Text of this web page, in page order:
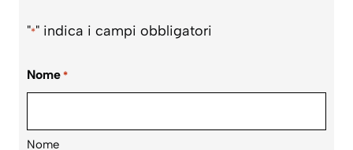
"*" indica i campi obbligatori
Nome *
Nome